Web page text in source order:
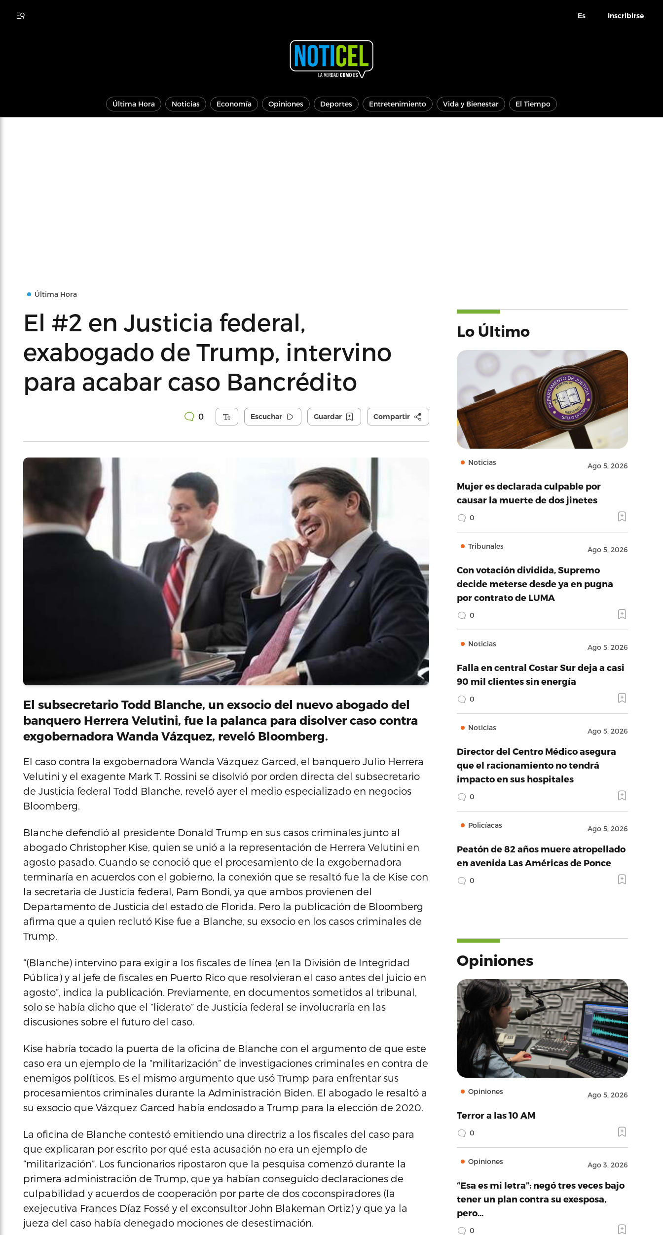
Es Inscribirse
Última Hora Noticias Economía Opiniones Deportes Entretenimiento Vida y Bienestar El Tiempo
Última Hora
El #2 en Justicia federal,
exabogado de Trump, intervino
para acabar caso Bancrédito
0 Escuchar Guardar Compartir
El subsecretario Todd Blanche, un exsocio del nuevo abogado del
banquero Herrera Velutini, fue la palanca para disolver caso contra
exgobernadora Wanda Vázquez, reveló Bloomberg.
El caso contra la exgobernadora Wanda Vázquez Garced, el banquero Julio Herrera
Velutini y el exagente Mark T. Rossini se disolvió por orden directa del subsecretario
de Justicia federal Todd Blanche, reveló ayer el medio especializado en negocios
Bloomberg.
Blanche defendió al presidente Donald Trump en sus casos criminales junto al
abogado Christopher Kise, quien se unió a la representación de Herrera Velutini en
agosto pasado. Cuando se conoció que el procesamiento de la exgobernadora
terminaría en acuerdos con el gobierno, la conexión que se resaltó fue la de Kise con
la secretaria de Justicia federal, Pam Bondi, ya que ambos provienen del
Departamento de Justicia del estado de Florida. Pero la publicación de Bloomberg
afirma que a quien reclutó Kise fue a Blanche, su exsocio en los casos criminales de
Trump.
“(Blanche) intervino para exigir a los fiscales de línea (en la División de Integridad
Pública) y al jefe de fiscales en Puerto Rico que resolvieran el caso antes del juicio en
agosto”, indica la publicación. Previamente, en documentos sometidos al tribunal,
solo se había dicho que el “liderato” de Justicia federal se involucraría en las
discusiones sobre el futuro del caso.
Kise habría tocado la puerta de la oficina de Blanche con el argumento de que este
caso era un ejemplo de la “militarización” de investigaciones criminales en contra de
enemigos políticos. Es el mismo argumento que usó Trump para enfrentar sus
procesamientos criminales durante la Administración Biden. El abogado le resaltó a
su exsocio que Vázquez Garced había endosado a Trump para la elección de 2020.
La oficina de Blanche contestó emitiendo una directriz a los fiscales del caso para
que explicaran por escrito por qué esta acusación no era un ejemplo de
“militarización”. Los funcionarios ripostaron que la pesquisa comenzó durante la
primera administración de Trump, que ya habían conseguido declaraciones de
culpabilidad y acuerdos de cooperación por parte de dos coconspiradores (la
exejecutiva Frances Díaz Fossé y el exconsultor John Blakeman Ortiz) y que ya la
jueza del caso había denegado mociones de desestimación.
Lo Último
Noticias Ago 5, 2026
Mujer es declarada culpable por
causar la muerte de dos jinetes
0
Tribunales Ago 5, 2026
Con votación dividida, Supremo
decide meterse desde ya en pugna
por contrato de LUMA
0
Noticias Ago 5, 2026
Falla en central Costar Sur deja a casi
90 mil clientes sin energía
0
Noticias Ago 5, 2026
Director del Centro Médico asegura
que el racionamiento no tendrá
impacto en sus hospitales
0
Policíacas Ago 5, 2026
Peatón de 82 años muere atropellado
en avenida Las Américas de Ponce
0
Opiniones
Opiniones Ago 5, 2026
Terror a las 10 AM
0
Opiniones Ago 3, 2026
“Esa es mi letra”: negó tres veces bajo
tener un plan contra su exesposa,
pero…
0